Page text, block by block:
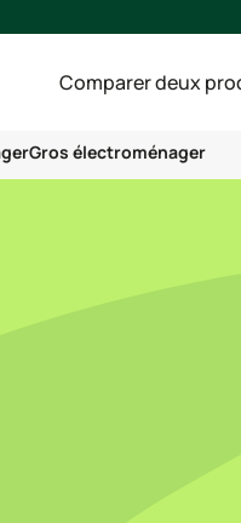
Comparer deux
Gros électroménager